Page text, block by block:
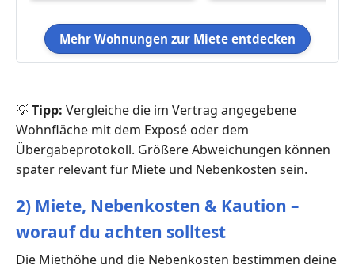
Mehr Wohnungen zur Miete entdecken
💡Tipp: Vergleiche die im Vertrag angegebene
Wohnfläche mit dem Exposé oder dem
Übergabeprotokoll. Größere Abweichungen können
später relevant für Miete und Nebenkosten sein.
2) Miete, Nebenkosten & Kaution –
worauf du achten solltest
Die Miethöhe und die Nebenkosten bestimmen deine